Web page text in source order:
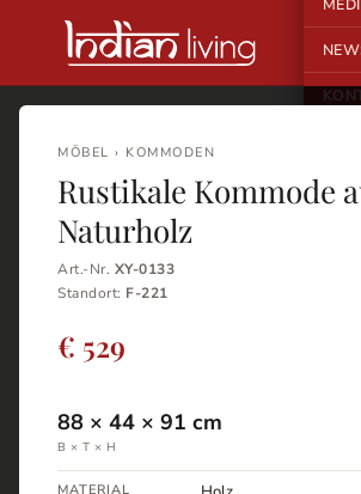
MÖBEL › KOMMODEN
Rustikale Kommode
Naturholz
Art.-Nr. XY-0133
Standort: F-221
€ 529
88 × 44 × 91 cm
B × T × H
MATERIAL